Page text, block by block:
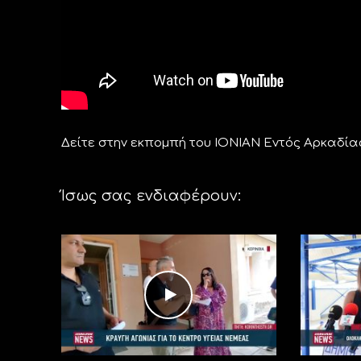
Δείτε στην εκπομπή του ΙΟΝΙΑΝ Εντός
Ίσως σας ενδιαφέρουν: